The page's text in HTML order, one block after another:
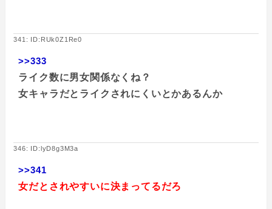
341: ID:RUk0Z1Re0
>>333
ライク数に男女関係なくね？
女キャラだとライクされにくいとかあるんか
346: ID:lyD8g3M3a
>>341
女だとされやすいに決まってるだろ